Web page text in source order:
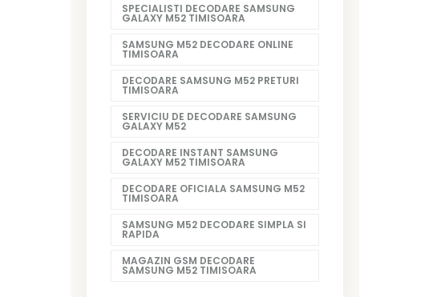
SPECIALISTI DECODARE SAMSUNG
GALAXY M52 TIMISOARA
SAMSUNG M52 DECODARE ONLINE
TIMISOARA
DECODARE SAMSUNG M52 PRETURI
TIMISOARA
SERVICIU DE DECODARE SAMSUNG
GALAXY M52
DECODARE INSTANT SAMSUNG
GALAXY M52 TIMISOARA
DECODARE OFICIALA SAMSUNG M52
TIMISOARA
SAMSUNG M52 DECODARE SIMPLA SI
RAPIDA
MAGAZIN GSM DECODARE
SAMSUNG M52 TIMISOARA